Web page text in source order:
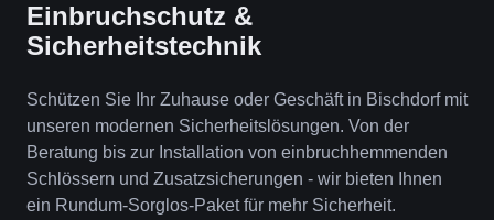
Einbruchschutz &
Sicherheitstechnik
Schützen Sie Ihr Zuhause oder Geschäft in Bischdorf mit
unseren modernen Sicherheitslösungen. Von der
Beratung bis zur Installation von einbruchhemmenden
Schlössern und Zusatzsicherungen - wir bieten Ihnen
ein Rundum-Sorglos-Paket für mehr Sicherheit.